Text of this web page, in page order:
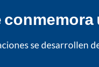
se desarrollen